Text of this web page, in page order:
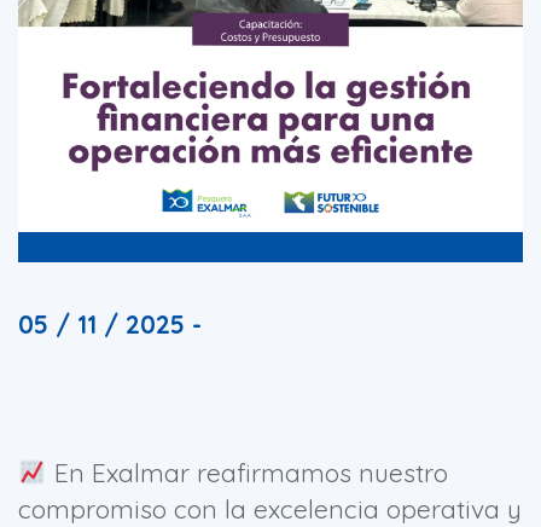
05 / 11 / 2025 -
En Exalmar reafirmamos nuestro
compromiso con la excelencia operativa y